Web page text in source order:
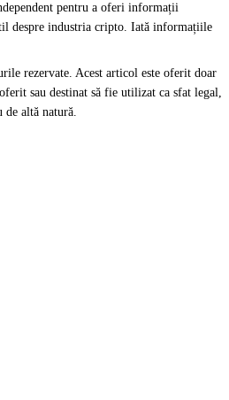
pentru a oferi informații
despre industria cripto. Iată informațiile
rezervate. Acest articol este oferit doar
sau destinat să fie utilizat ca sfat legal,
altă natură.